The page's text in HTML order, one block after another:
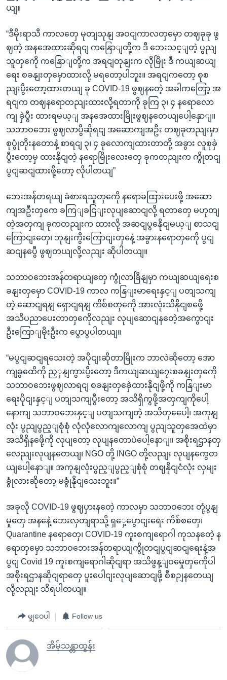
ယျ။
“ဒီမိုးရာသီ ကာလတှေ မုတျသုနျ အဝငျကာလတှမှော တဈခုခု ဖွ
ဈတဲ့ အနအေထားဆိုရငျ ကနြောျတို့က ဒီ ဘေးသင့ျတဲ့ ပွညျ
သူတှကေို ကနြောျတို့က အရငျတုနျးက လိုမြိုး ဒီ ကယျဆယျ
ရေး စခနျးတှမှောထားလို့ မရတော့ပါဘူး။ အရငျကတော့ စုစ
ညျးပွီးတော့ထားတယျ ခု COVID-19 ဖွဈနတေဲ့ အခါကတြော့ အ
ရငျက တဈနရောတညျးထားလို့ရတာကို ခုကြ ၃၊ ၄ နရောလော
ကျ ခှဲပွီး ထားရမယ့ျ အနအေထားမြိုးဖွဈနတေယျပေါ့နှောျ။
သဘာဝဘေး ဖွဈလာပွီဆိုရငျ အဆောကျအဦး တဈခုတညျးမှာ
စုပွုံတိုးနတောနဲ့ စာရငျ ၃၊ ၄ ခုလောကျထားတာတို့ အခွား လူစုခှဲ
ပွီးတော့မှ ထားနိုငျတဲ့ နရောမြိုးလေးတှေ ခုကတညျးက ကွိုတငျ
ပွငျဆငျထားဖို့တော့ လိုပါတယျ”
ဘေးအန်တရယျ ခံစားရသူတှကေို နရောခထြားပေးဖို့ အဆော
ကျအဦးတှကေ ခကြျခငြျးလုပျဆောငျလို့ ရတာတှေ မဟုတျ
တဲ့အတှကျ ခုကတညျးက ထားလို့ အဆငျပွနေိုငျမယ့ျ စာသငျ
ကြောငျးတှေ၊ ဘုနျးကွီးကြောငျးတှနေဲ့ အခွားနရောတှကေို ပွငျ
ဆငျနပွေီ ဖွဈတယျလို့လညျး ဆိုပါတယျ။
သဘာဝဘေးအန်တရာယျတှေ ကွုံလာခြိနျမှာ ကယျဆယျရေးစ
ခနျးတှမှော COVID-19 ကာလ ကနြျးမာရေးနှင့ျ ပတျသကျ
တဲ့ ဆောငျရနျ ရှောငျရနျ ကိစ်စတှကေို အားလုံးသိနိုငျစဖေို့
အသိပညာပေးတာတှကေိုလညျး လုပျဆောငျနတေဲ့အကွောငျး
ဦးကြောျမိုးဦးက ပွောပွပါတယျ။
“မပွငျဆငျရသေးတဲ့ အပိုငျးဆိုတာမြိုးက ဘာလဲဆိုတော့ အော
ကျခွထေိကို ညှှနျကွားပွီးတော့ ဒီကယျဆယျ၇ေးစခနျးတှကေို
သဘာဝဘေးဖွဈလာရငျ စခနျးတှခှေဲထားနိုငျဖို့ကို ကနြျးမာ
ရေးပိုငျးနှင့ျ ပတျသကျပွီးတော့ အသိရှိကွဖို့အတှကျကိုပေါ့
နောကျ သဘာဝဘေးနှင့ျ ပတျသကျတဲ့ အသိတှပေေါ့၊ အကုနျ
လုံး ပွညျပွည့ျစုံစုံ လုံလုံလောကျလောကျ ပွညျသူတှအေထဲမှာ
အသိရှိနဖေို့ကို လုပျတော့ လုပျနတောပဲပေါ့နောျ။ အစိုးရဌာနတှ
လေညျးလုပျနတေယျ၊ NGO တို့ INGO တို့လညျး လုပျနကွေတ
ယျပေါ့နောျ။ အကုနျလုံးပွည့ျပွည့ျစုံစုံ တဈနိုငျငံလုံး လှမျး
ခွုံလားဆိုတော့ မခွုံနိုငျသေးဘူး။”
အခုလို COVID-19 ဖွဈပှားနတေဲ့ ကာလမှာ သဘာဝဘေး တုံ့ပွနျ
မှုတှေ အနနေဲ့ ဘေးလှတျရာသို့ ရှှေ့ပွောငျးရေး ကိစ်စတှေ၊
Quarantine နရောတှေ၊ COVID-19 ကူးစကျရောဂါ ကုသနတေဲ့ န
ရောတှမှော သဘာဝဘေးအန်တရာယျကွိုတငျပွငျဆငျရေးနဲ့အ
ပွငျ Covid 19 ကူးစကျရောဂါဆိုငျရာ အသိဖွန့ျဝမှေုတှကေိုပါ
အစိုးရဌာနဆိုငျရာတှေ ပူးပေါငျးလုပျဆောငျဖို့ စီစဉျနတေယျ
လို့လညျး သိရပါတယျ။
မျှဝေပါ Follow us
အိမ့်သန္တာထွန်း